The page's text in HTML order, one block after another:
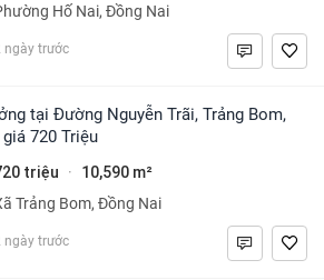
Hố Nai, Đồng Nai
ngày trước
720 Triệu
triệu · 10,590 m²
Trảng Bom, Đồng Nai
ngày trước